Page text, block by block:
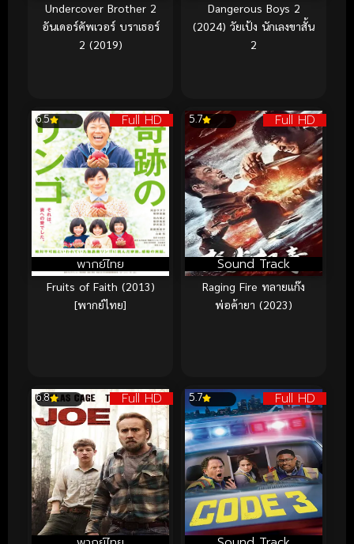
Undercover Brother 2
อันเดอร์คัพเวอร์ บราเธอร์
2 (2019)
Dangerous Boys 2
(2024) วัยเป้ง นักเลงขาสั้น
2
Full HD
พากย์ไทย
6.5
Fruits of Faith (2013)
[พากย์ไทย]
Full HD
Sound Track
5.7
Raging Fire ทลายแก๊ง
พ่อค้ายา (2023)
Full HD
6.8 Full HD
5.7